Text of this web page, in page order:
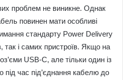
проблем не виникне. Однак
повинен мати особливі
стандарту Power Delivery
так і самих пристроїв. Якщо на
USB-C, але тільки один із
під час під’єднання кабелю до